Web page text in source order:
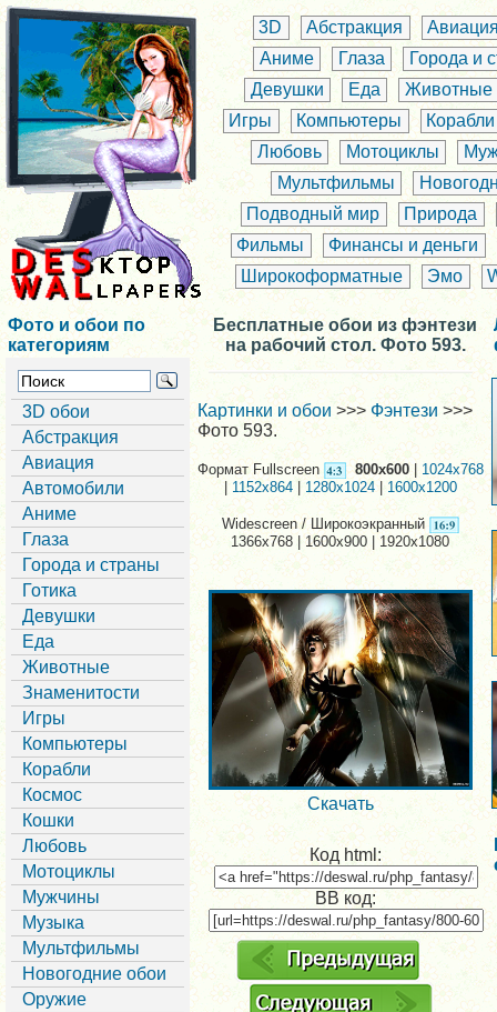
3D Абстракция
Аниме
Глаза
Города и
Девушки
Еда
Животные
Игры
Компьютеры
Корабли
Любовь
Мотоциклы
Мультфильмы
Подводный мир
Природа
Фильмы
Финансы и деньги
Широкоформатные
Эмо
Фото и обои по
категориям
3D обои
Абстракция
Авиация
Автомобили
Аниме
Глаза
Города и страны
Готика
Девушки
Еда
Животные
Знаменитости
Игры
Компьютеры
Корабли
Космос
Кошки
Любовь
Мотоциклы
Мужчины
Музыка
Мультфильмы
Новогодние обои
Оружие
Бесплатные обои из фэнтези
на рабочий стол. Фото 593.
Картинки и обои >>> Фэнтези >>>
Фото 593.
Формат Fullscreen 800x600 | 1024x768
|1152x864 1280x1024| 1600x1200
Widescreen / Широкоэкранный
1366x768 | 1600x900 | 1920x1080
Скачать
Код html:
BB код: